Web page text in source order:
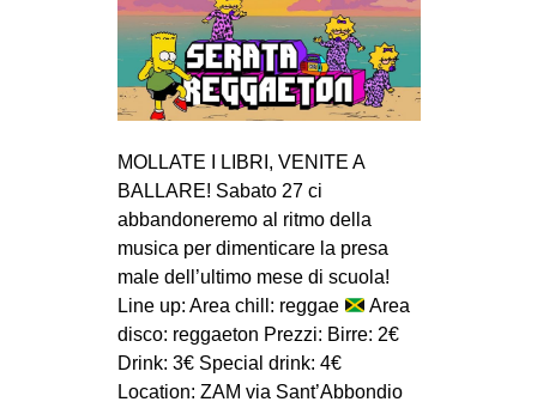
MANIFESTI
MUSICA
RECENSIONI
INTERNAZIONALE
AFRICA
ESTREMO ORIENTE
EUROPA
MEDIO ORIENTE
MONDO
MOLLATE I LIBRI, VENITE A
BALLARE! Sabato 27 ci
abbandoneremo al ritmo della
musica per dimenticare la presa
male dell’ultimo mese di scuola!
Line up: Area chill: reggae
Area
disco: reggaeton Prezzi: Birre: 2€
Drink: 3€ Special drink: 4€
Location: ZAM via Sant’Abbondio